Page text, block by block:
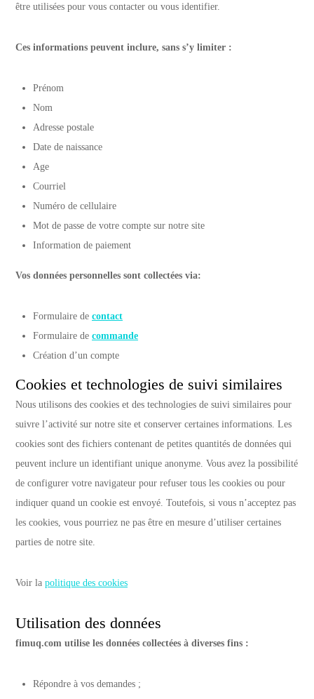
être utilisées pour vous contacter ou vous identifier.
Ces informations peuvent inclure, sans s’y limiter :
Prénom
Nom
Adresse postale
Date de naissance
Age
Courriel
Numéro de cellulaire
Mot de passe de votre compte sur notre site
Information de paiement
Vos données personnelles sont collectées via:
Formulaire de contact
Formulaire de commande
Création d’un compte
Cookies et technologies de suivi similaires
Nous utilisons des cookies et des technologies de suivi similaires pour
suivre l’activité sur notre site et conserver certaines informations. Les
cookies sont des fichiers contenant de petites quantités de données qui
peuvent inclure un identifiant unique anonyme. Vous avez la possibilité
de configurer votre navigateur pour refuser tous les cookies ou pour
indiquer quand un cookie est envoyé. Toutefois, si vous n’acceptez pas
les cookies, vous pourriez ne pas être en mesure d’utiliser certaines
parties de notre site.
Voir la politique des cookies
Utilisation des données
fimuq.com utilise les données collectées à diverses fins :
Répondre à vos demandes ;